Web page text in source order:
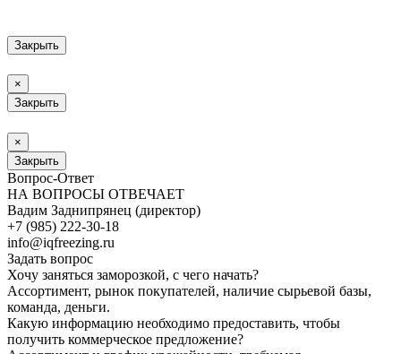
Закрыть
×
Закрыть
×
Закрыть
Вопрос-Ответ
НА ВОПРОСЫ ОТВЕЧАЕТ
Вадим Заднипрянец (директор)
+7 (985) 222-30-18
info@iqfreezing.ru
Задать вопрос
Хочу заняться заморозкой, с чего начать?
Ассортимент, рынок покупателей, наличие сырьевой базы,
команда, деньги.
Какую информацию необходимо предоставить, чтобы
получить коммерческое предложение?